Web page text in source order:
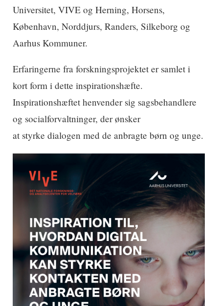
Universitet, VIVE og Herning, Horsens,
København, Norddjurs, Randers, Silkeborg og
Aarhus Kommuner.
Erfaringerne fra forskningsprojektet er samlet i
kort form i dette inspirationshæfte.
Inspirationshæftet henvender sig sagsbehandlere
og socialforvaltninger, der ønsker
at styrke dialogen med de anbragte børn og unge.